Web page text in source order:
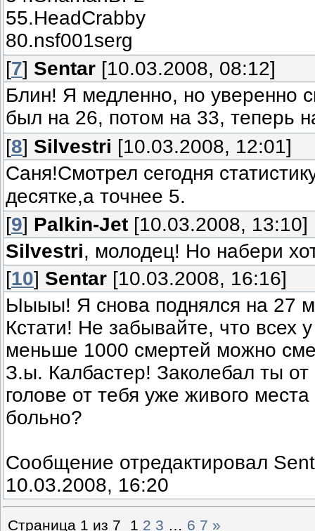
55.HeadCrabby
80.nsf001serg
[7] Sentar [10.03.2008, 08:12]
Блин! Я медленно, но уверенно
был на 26, потом на 33, теперь
[8] Silvestri [10.03.2008, 12:01]
Саня!Смотрел сегодня
десятке,а точнее 5.
[9] Palkin-Jet [10.03.2008, 13:10]
Silvestri, молодец! Но набери
[10] Sentar [10.03.2008, 16:16]
Ыыыы! Я снова поднялся на 27
Кстати! Не забывайте, что всех у
меньше 1000 смертей можно
З.ы. Калбастер! Заколебал ты
голове от тебя уже живого
больно?
Сообщение отредактировал
10.03.2008, 16:20
Страница 1 из 7 1 2 3 … 6 7 »